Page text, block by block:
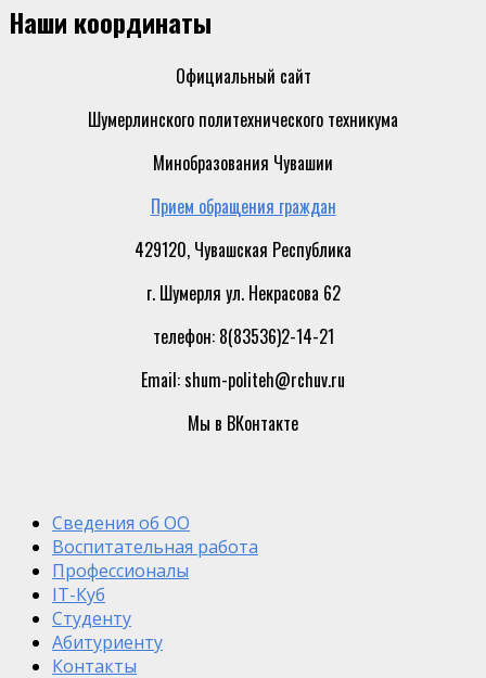
Наши координаты
Официальный сайт
Шумерлинского политехнического техникума
Минобразования Чувашии
Прием обращения граждан
429120, Чувашская Республика
г. Шумерля ул. Некрасова 62
телефон: 8(83536)2-14-21
Email: shum-politeh@rchuv.ru
Мы в ВКонтакте
Сведения об ОО
Воспитательная работа
Профессионалы
IT-Куб
Студенту
Абитуриенту
Контакты